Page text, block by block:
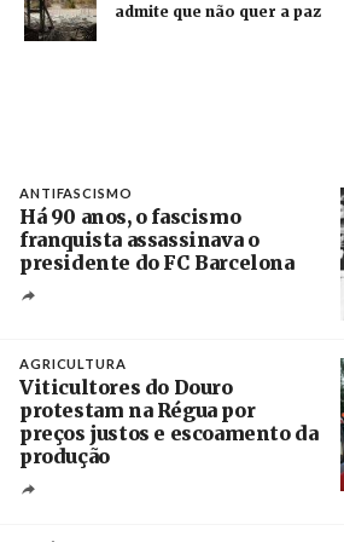
admite que não quer a paz
ANTIFASCISMO
Há 90 anos, o fascismo
franquista assassinava o
presidente do FC Barcelona
AGRICULTURA
Viticultores do Douro
protestam na Régua por
preços justos e escoamento da
produção